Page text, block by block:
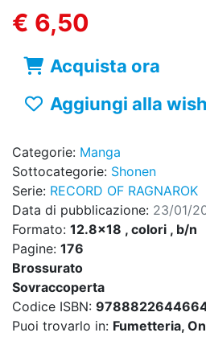
€ 6,50
Acquista ora
Aggiungi alla
Categorie: Manga
Sottocategorie: Shonen
Serie: RECORD OF RAGNAROK
Data di pubblicazione: 23/01/
Formato: 12.8x18 , colori , b/n
Pagine: 176
Brossurato
Sovraccoperta
Codice ISBN:
Puoi trovarlo in: Fumetteria,